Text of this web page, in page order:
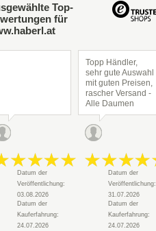
Top-
für
Datum der
Veröffentlichung:
03.08.2026
Datum der
Kauferfahrung:
24.07.2026
Topp Händler,
sehr gute Auswahl
mit guten Preisen,
rascher Versand -
Alle Daumen
hoch!
Datum der
Veröffentlichung:
31.07.2026
Datum der
Kauferfahrung:
24.07.2026